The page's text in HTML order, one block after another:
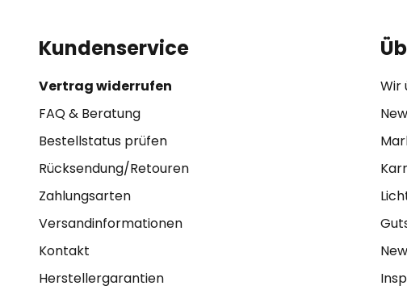
Kundenservice
Vertrag widerrufen
FAQ & Beratung
Bestellstatus prüfen
Rücksendung/Retouren
Zahlungsarten
Versandinformationen
Kontakt
Herstellergarantien
Wir